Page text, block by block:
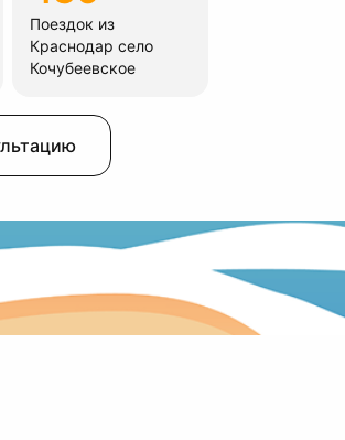
Поездок из
Краснодар село
Кочубеевское